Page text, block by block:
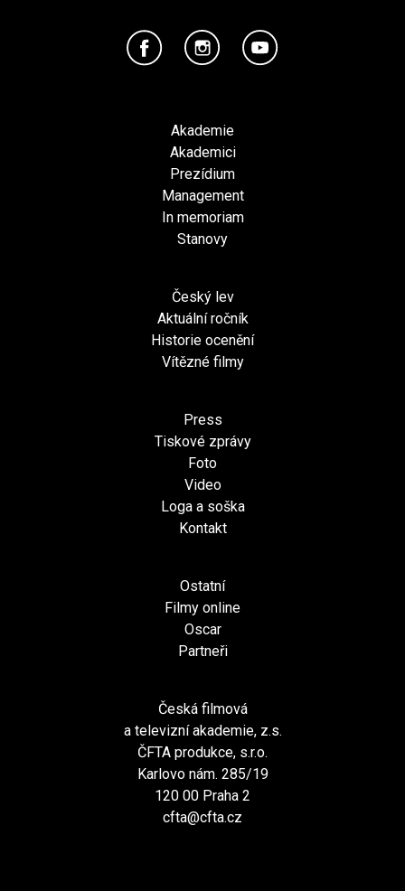
Akademie
Akademici
Prezídium
Management
In memoriam
Stanovy
Český lev
Aktuální ročník
Historie ocenění
Vítězné filmy
Press
Tiskové zprávy
Foto
Video
Loga a soška
Kontakt
Ostatní
Filmy online
Oscar
Partneři
Česká filmová
a televizní akademie, z.s.
ČFTA produkce, s.r.o.
Karlovo nám. 285/19
120 00 Praha 2
cfta@cfta.cz